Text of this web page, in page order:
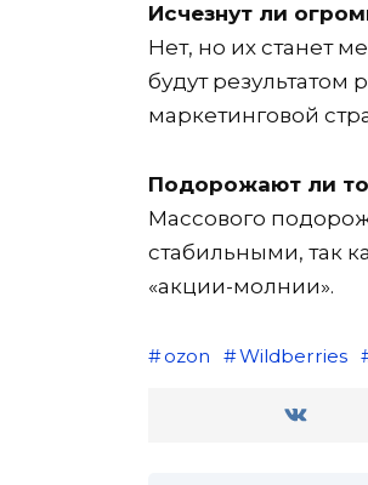
Исчезнут ли
Нет, но их станет
будут результатом
маркетинговой
Подорожают ли
Массового
стабильными, так
«акции-молнии».
ozon Wildberries